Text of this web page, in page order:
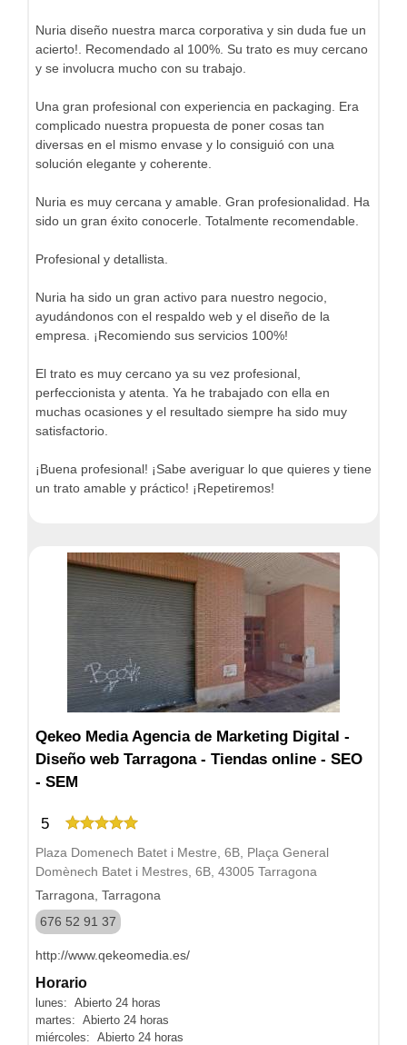
Nuria diseño nuestra marca corporativa y sin duda fue un
acierto!. Recomendado al 100%. Su trato es muy cercano
y se involucra mucho con su trabajo.
Una gran profesional con experiencia en packaging. Era
complicado nuestra propuesta de poner cosas tan
diversas en el mismo envase y lo consiguió con una
solución elegante y coherente.
Nuria es muy cercana y amable. Gran profesionalidad. Ha
sido un gran éxito conocerle. Totalmente recomendable.
Profesional y detallista.
Nuria ha sido un gran activo para nuestro negocio,
ayudándonos con el respaldo web y el diseño de la
empresa. ¡Recomiendo sus servicios 100%!
El trato es muy cercano ya su vez profesional,
perfeccionista y atenta. Ya he trabajado con ella en
muchas ocasiones y el resultado siempre ha sido muy
satisfactorio.
¡Buena profesional! ¡Sabe averiguar lo que quieres y tiene
un trato amable y práctico! ¡Repetiremos!
Qekeo Media Agencia de Marketing Digital -
Diseño web Tarragona - Tiendas online - SEO
- SEM
5
Plaza Domenech Batet i Mestre, 6B, Plaça General
Domènech Batet i Mestres, 6B, 43005 Tarragona
Tarragona, Tarragona
676 52 91 37
http://www.qekeomedia.es/
Horario
lunes: Abierto 24 horas
martes: Abierto 24 horas
miércoles: Abierto 24 horas